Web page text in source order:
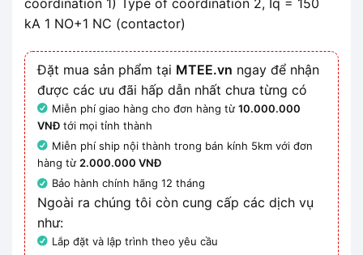
kA 1 NO+1 NC (contactor)
Đặt mua sản phẩm tại MTEE.vn ngay để nhận
được các ưu đãi hấp dẫn nhất chưa từng có
Miễn phí giao hàng cho đơn hàng từ10.000.000
VNĐ tới mọi tỉnh thành
Miễn phí ship nội thành trong bán kính 5km với đơn
hàng từ2.000.000 VNĐ
Bảo hành chính hãng 12 tháng
Ngoài ra chúng tôi còn cung cấp các dịch vụ
như:
Lắp đặt và lập trình theo yêu cầu